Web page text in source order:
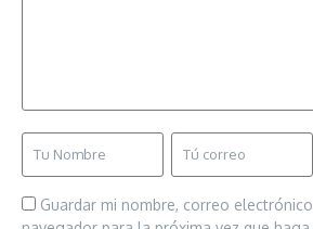
Guardar mi nombre, correo